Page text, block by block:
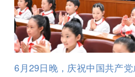
6月29日晚，庆祝中国共产